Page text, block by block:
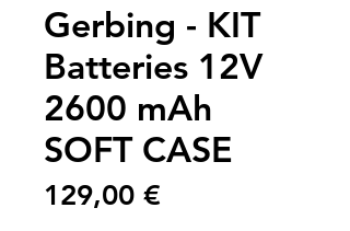
Gerbing - KIT
Batteries 12V
2600 mAh
SOFT CASE
129,00 €